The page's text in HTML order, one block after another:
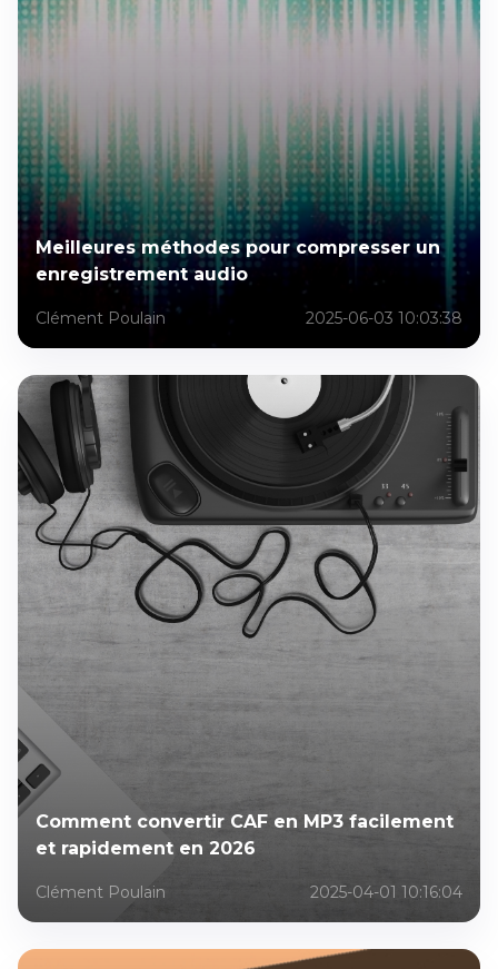
Meilleures méthodes pour compresser un
enregistrement audio
Clément Poulain 2025-06-03 10:03:38
Comment convertir CAF en MP3 facilement
et rapidement en 2026
Clément Poulain 2025-04-01 10:16:04